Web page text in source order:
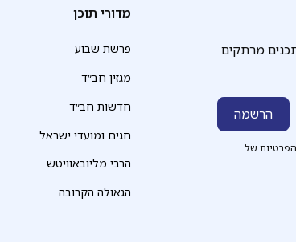
מרתקים
של
מדורי תוכן
פרשת שבוע
מגזין חב״ד
חדשות חב״ד
חגים ומועדי ישראל
הרבי מליובאוויטש
הגאולה הקרובה